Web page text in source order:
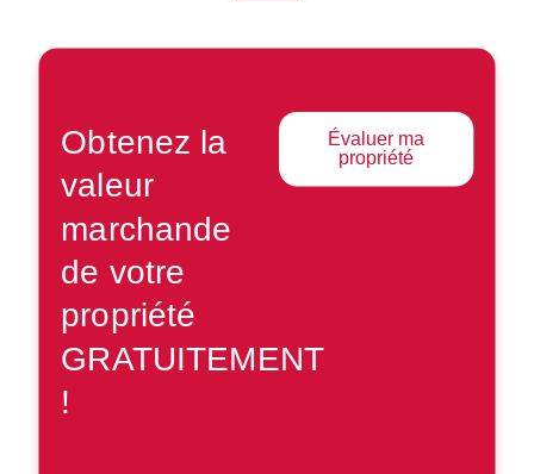
Obtenez la
valeur
marchande
de votre
propriété
GRATUITEMENT
!
Évaluer ma
propriété